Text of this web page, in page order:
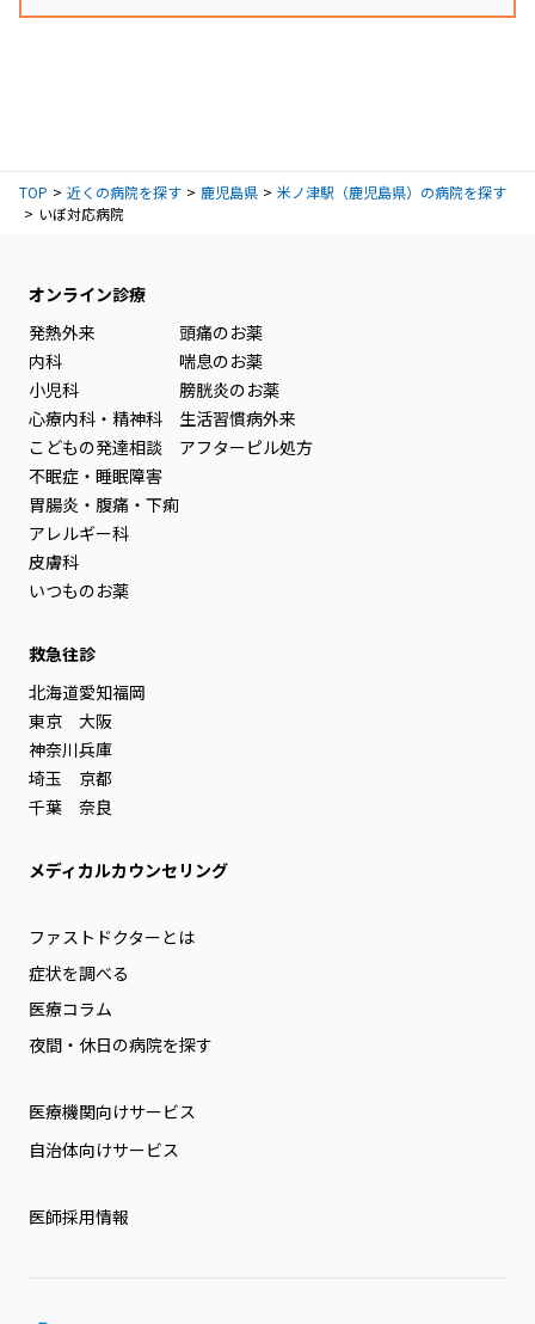
TOP 近くの病院を探す 鹿児島県
米ノ津駅（鹿児島県）の病院を探す
いぼ対応病院
オンライン診療
発熱外来
内科
小児科
心療内科・精神科
こどもの発達相談
不眠症・睡眠障害
胃腸炎・腹痛・下痢
アレルギー科
皮膚科
いつものお薬
頭痛のお薬
喘息のお薬
膀胱炎のお薬
生活習慣病外来
アフターピル処方
救急往診
北海道
東京
神奈川
埼玉
千葉
愛知
大阪
兵庫
京都
奈良
福岡
メディカルカウンセリング
ファストドクターとは
症状を調べる
医療コラム
夜間・休日の病院を探す
医療機関向けサービス
自治体向けサービス
医師採用情報